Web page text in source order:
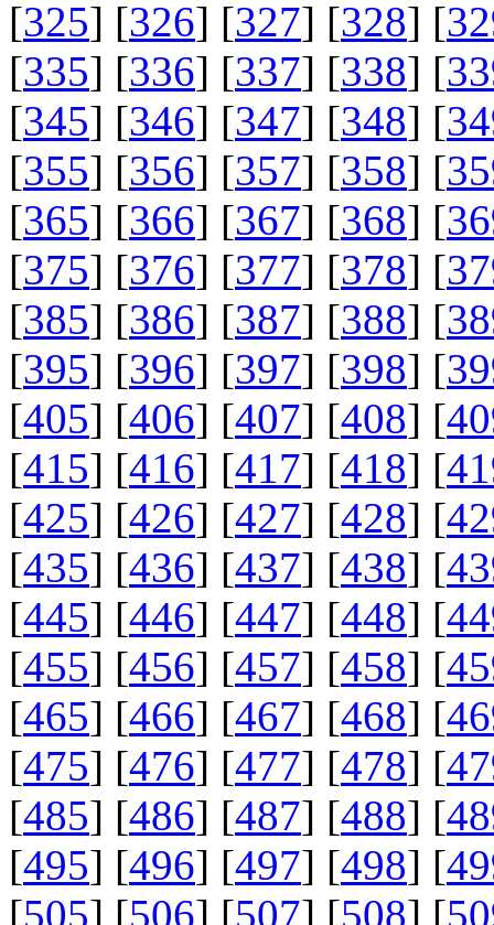
[325] [326] [327] [328] [
[335] [336] [337] [338] [
[345] [346] [347] [348] [
[355] [356] [357] [358] [
[365] [366] [367] [368] [
[375] [376] [377] [378] [
[385] [386] [387] [388] [
[395] [396] [397] [398] [
[405] [406] [407] [408] [
[415] [416] [417] [418] [
[425] [426] [427] [428] [
[435] [436] [437] [438] [
[445] [446] [447] [448] [
[455] [456] [457] [458] [
[465] [466] [467] [468] [
[475] [476] [477] [478] [
[485] [486] [487] [488] [
[495] [496] [497] [498] [
[505] [506] [507] [508] [